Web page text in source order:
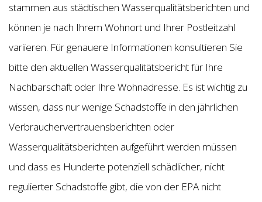
stammen aus städtischen Wasserqualitätsberichten und
können je nach Ihrem Wohnort und Ihrer Postleitzahl
variieren. Für genauere Informationen konsultieren Sie
bitte den aktuellen Wasserqualitätsbericht für Ihre
Nachbarschaft oder Ihre Wohnadresse. Es ist wichtig zu
wissen, dass nur wenige Schadstoffe in den jährlichen
Verbrauchervertrauensberichten oder
Wasserqualitätsberichten aufgeführt werden müssen
und dass es Hunderte potenziell schädlicher, nicht
regulierter Schadstoffe gibt, die von der EPA nicht